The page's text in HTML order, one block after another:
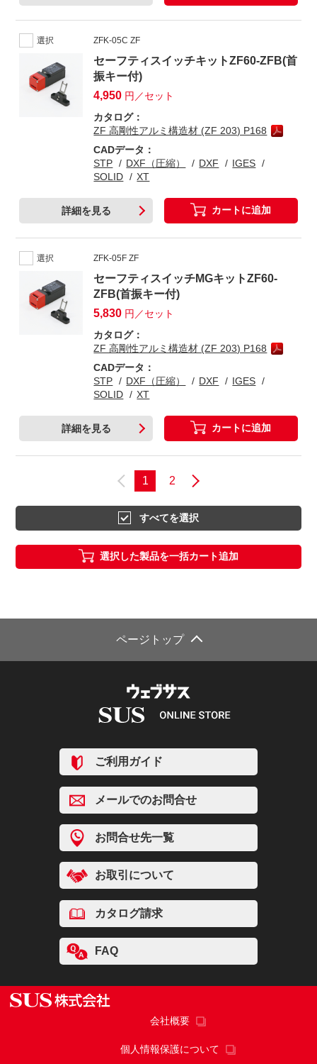
選択 ZFK-05C ZF
セーフティスイッチキットZF60-ZFB(首
振キー付)
4,950 円／セット
カタログ：
ZF 高剛性アルミ構造材 (ZF 203) P168
CADデータ：
STP
DXF（圧縮） DXF
IGES
SOLID
XT
詳細を見る カートに追加
選択 ZFK-05F ZF
セーフティスイッチMGキットZF60-
ZFB(首振キー付)
5,830 円／セット
カタログ：
ZF 高剛性アルミ構造材 (ZF 203) P168
CADデータ：
STP
DXF（圧縮） DXF
IGES
SOLID
XT
詳細を見る カートに追加
1 2
すべてを選択
選択した製品を一括カート追加
ページトップ
ご利用ガイド
メールでのお問合せ
お問合せ先一覧
お取引について
カタログ請求
FAQ
会社概要
個人情報保護について